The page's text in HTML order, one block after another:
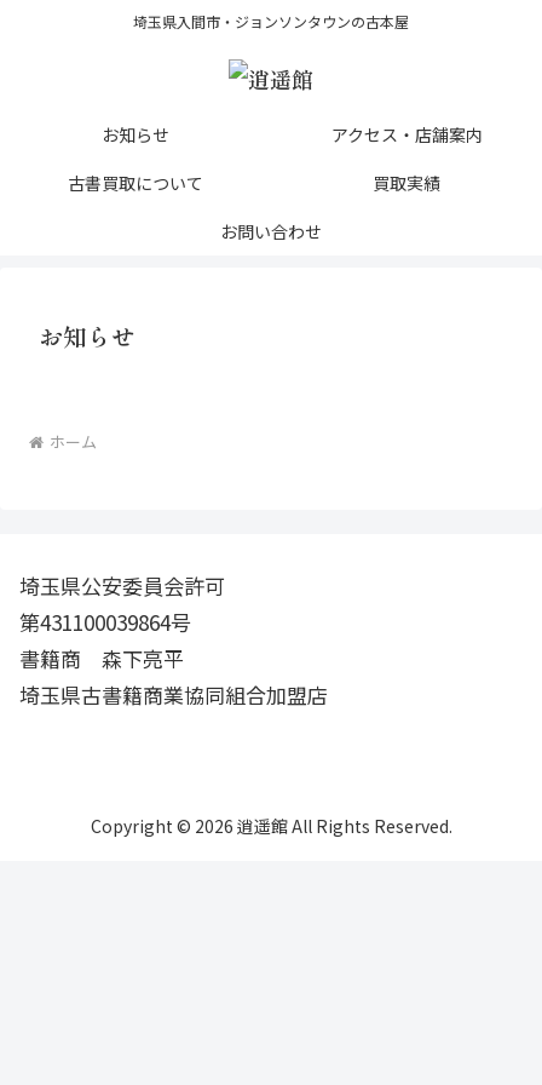
埼玉県入間市・ジョンソンタウンの古本屋
お知らせ
アクセス・店舗案内
古書買取について
買取実績
お問い合わせ
お知らせ
ホーム
埼玉県公安委員会許可
第431100039864号
書籍商 森下亮平
埼玉県古書籍商業協同組合加盟店
Copyright © 2026 逍遥館 All Rights Reserved.